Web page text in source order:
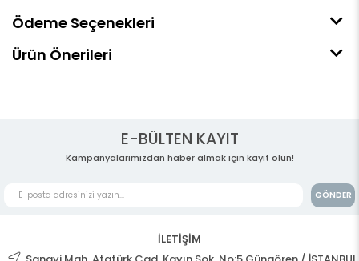
Ödeme Seçenekleri
Ürün Önerileri
E-BÜLTEN KAYIT
Kampanyalarımızdan haber almak için kayıt olun!
GÖNDER
İLETİŞİM